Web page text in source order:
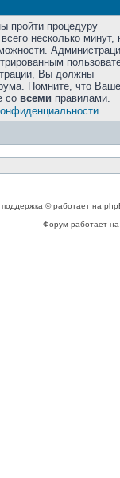
пройти процедуру
несколько минут,
Вы должны
Помните, что Ваше
со всеми правилами.
поддержка © работает на
Форум работает